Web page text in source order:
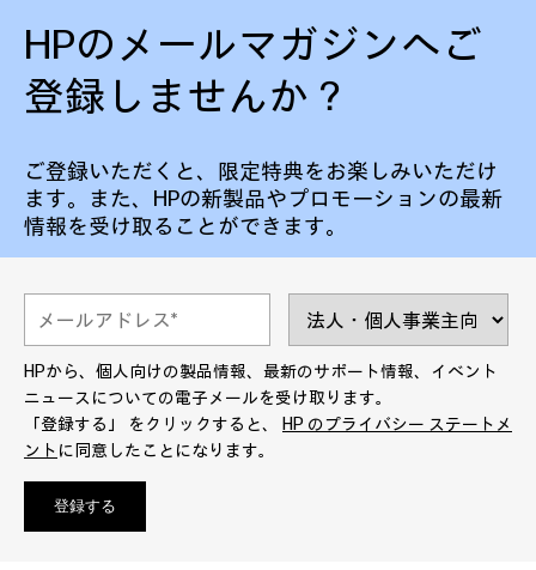
HPのメールマガジンへご
登録しませんか？
ご登録いただくと、限定特典をお楽しみいただけ
ます。また、HPの新製品やプロモーションの最新
情報を受け取ることができます。
HPから、個人向けの製品情報、最新のサポート情報、イベント
ニュースについての電子メールを受け取ります。
「登録する」 をクリックすると、 HP のプライバシー ステートメ
ント に同意したことになります。
登録する